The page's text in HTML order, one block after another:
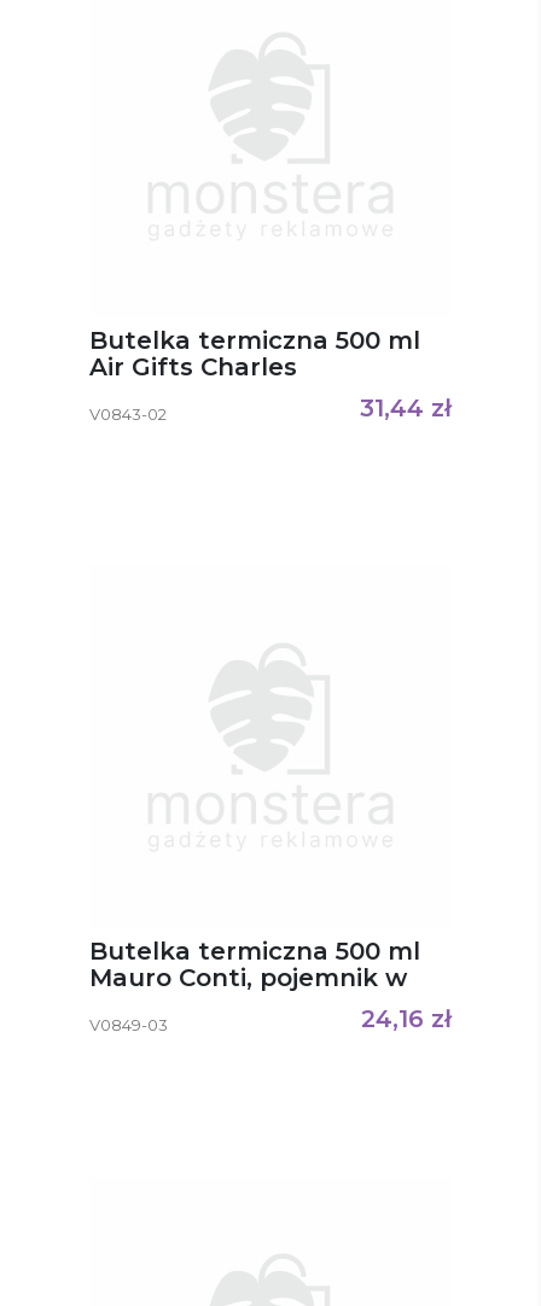
Butelka termiczna 500 ml
Air Gifts Charles
V0843-02 31,44 zł
Butelka termiczna 500 ml
Mauro Conti, pojemnik w
V0849-03 24,16 zł